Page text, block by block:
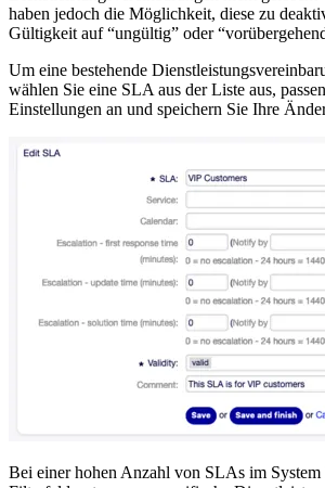
haben jedoch die Möglichkeit, diese zu
Gültigkeit auf “ungültig” oder
Um eine bestehende
wählen Sie eine SLA aus der Liste aus,
Einstellungen an und speichern Sie Ihre
Bei einer hohen Anzahl von SLAs im System